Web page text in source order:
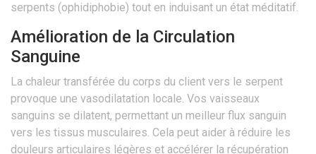
serpents (ophidiphobie) tout en induisant un état méditatif.
Amélioration de la Circulation
Sanguine
La chaleur transférée du corps du client vers le serpent
provoque une vasodilatation locale. Vos vaisseaux
sanguins se dilatent, permettant un meilleur flux sanguin
vers les tissus musculaires. Cela peut aider à réduire les
douleurs articulaires légères et accélérer la récupération